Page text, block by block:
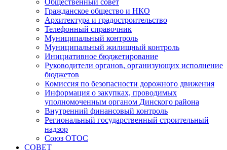
Общественный совет
Гражданское общество и НКО
Архитектура и градостроительство
Телефонный справочник
Муниципальный контроль
Муниципальный жилищный контроль
Инициативное бюджетирование
Руководители органов, организующих исполнение
бюджетов
Комиссия по безопасности дорожного движения
Информация о закупках, проводимых
уполномоченным органом Динского района
Внутренний финансовый контроль
Региональный государственный строительный
надзор
Союз ОТОС
СОВЕТ